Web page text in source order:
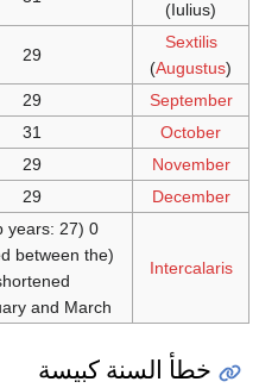
(Iulius)
Sextilis
(Augustus)
29
September
29
October
31
November
29
December
29
Intercalaris
0 (leap years: 27)
between the
and March)
خطأ السنة كبيسة